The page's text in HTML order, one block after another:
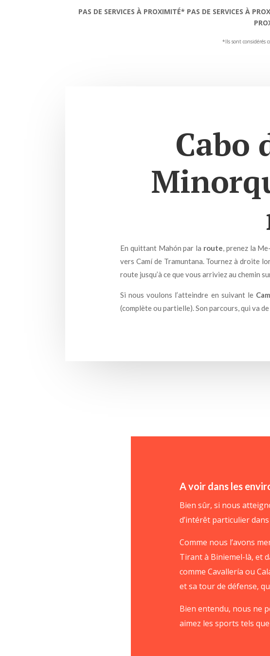
PAS DE SERVICES À PROXIMITÉ* PAS DE SERVICES À
*Ils sont considérés
Cabo
En quittant Mahón par la route, prenez la
vers Camí de Tramuntana. Tournez à droite
route jusqu’à ce que vous arriviez au chemin
Si nous voulons l’atteindre en suivant le
(complète ou partielle). Son parcours, qui va
A voir dans les
Bien sûr, si nous
d’intérêt particulier
Comme nous l’avons
Tirant à Biniemel-là, et
comme Cavallería ou
et sa tour de défense,
Bien entendu, nous ne
aimez les sports tels